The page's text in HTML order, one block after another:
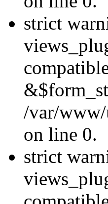
strict
/var/
on line 0.
strict